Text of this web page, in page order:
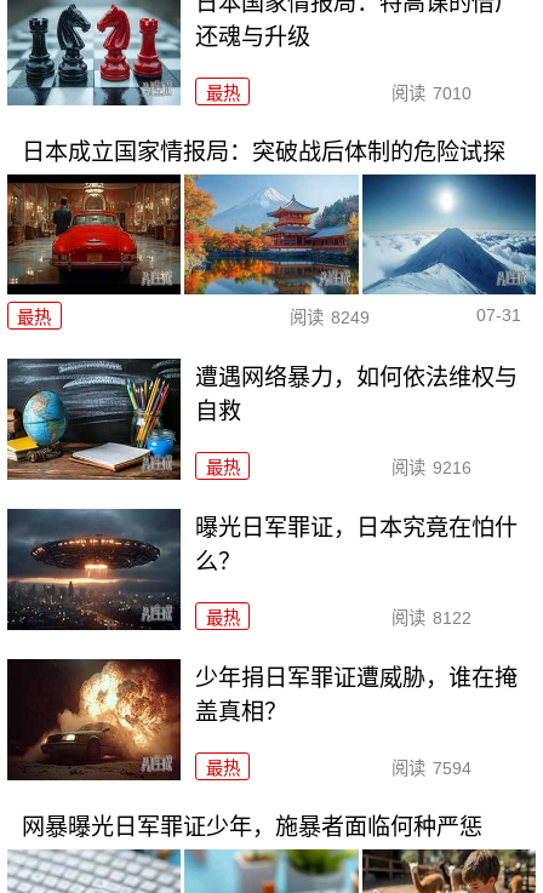
还魂与升级
最热 阅读 7010
日本成立国家情报局：突破战后体制的危险试探
最热 阅读 8249 07-31
遭遇网络暴力，如何依法维权与
自救
最热 阅读 9216
曝光日军罪证，日本究竟在怕什
么？
最热 阅读 8122
少年捐日军罪证遭威胁，谁在掩
盖真相？
最热 阅读 7594
网暴曝光日军罪证少年，施暴者面临何种严惩